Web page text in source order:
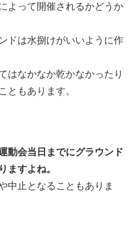
よって開催されるかどうか
ドは水捌けがいいように作
はなかなか乾かなかったり
ともあります。
動会当日までにグラウンド
ますよね。
中止となることもありま